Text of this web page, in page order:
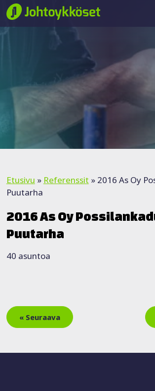
Siirry sisältöön
Etusivu » Referenssit » 2016 As Oy
Puutarha
2016 As Oy
Puutarha
40 asuntoa
« Seuraava